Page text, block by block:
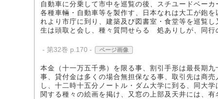
自動車に分乗して市中を巡覧の後、スチユードベー
各種車輛・自動車等を製作す、日本なれは大工が鉋
れより市庁に到り、建築及び図書室・食堂等を巡覧
生は頭取と会し、種々質問せらるゝ処ありしが、同行
- 第32巻 p.170 - ページ画像
本金（十一万五千弗）を限る事、割引手形は最長期
事、貸付金は多くの場合無担保なる事、取引先は商
し、十二時十五分ノートル・ダム大学に到る、同大
関する種々の絵画を掲け、又窓の上部及天井には、